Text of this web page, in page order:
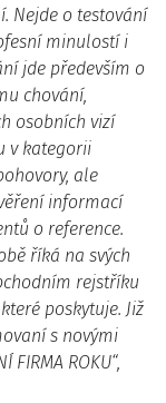
Nejde o testování
minulostí i
jde především o
chování,
osobních vizí
v kategorii
ale
informací
o reference.
říká na svých
rejstříku
poskytuje. Již
s novými
FIRMA ROKU“,